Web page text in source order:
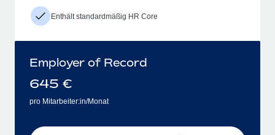
Enthält standardmäßig HR Core
Employer of Record
645 €
pro Mitarbeiter:in/Monat